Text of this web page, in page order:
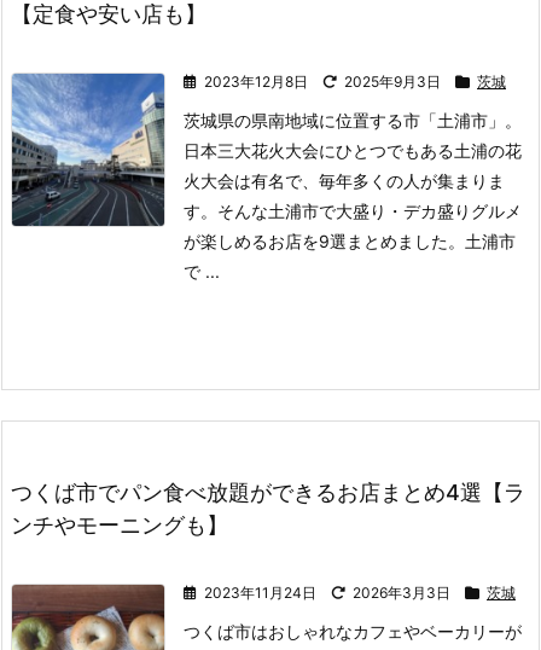
【定食や安い店も】
2023年12月8日 2025年9月3日 茨城
茨城県の県南地域に位置する市「土浦市」。
日本三大花火大会にひとつでもある土浦の花
火大会は有名で、毎年多くの人が集まりま
す。 そんな土浦市で大盛り・デカ盛りグルメ
が楽しめるお店を9選まとめました。 土浦市
で ...
つくば市でパン食べ放題ができるお店まとめ4選【ラ
ンチやモーニングも】
2023年11月24日 2026年3月3日 茨城
つくば市はおしゃれなカフェやベーカリーが